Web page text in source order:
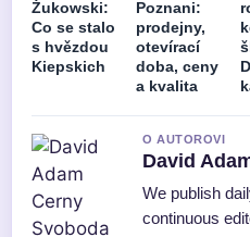
Żukowski:
Co se stalo
s hvězdou
Kiepskich
Poznani:
prodejny,
otevírací
doba, ceny
a kvalita
O AUTOROVI
David
We publish
continuous